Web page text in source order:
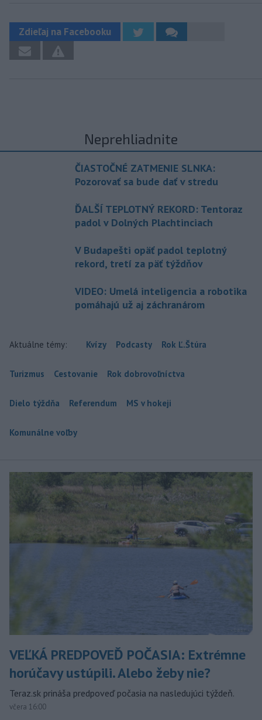
Zdieľaj na Facebooku
Neprehliadnite
ČIASTOČNÉ ZATMENIE SLNKA:
Pozorovať sa bude dať v stredu
ĎALŠÍ TEPLOTNÝ REKORD: Tentoraz
padol v Dolných Plachtinciach
V Budapešti opäť padol teplotný
rekord, tretí za päť týždňov
VIDEO: Umelá inteligencia a robotika
pomáhajú už aj záchranárom
Aktuálne témy: Kvízy Podcasty Rok Ľ.Štúra
Turizmus Cestovanie Rok dobrovoľníctva
Dielo týždňa Referendum MS v hokeji
Komunálne voľby
VEĽKÁ PREDPOVEĎ POČASIA: Extrémne
horúčavy ustúpili. Alebo žeby nie?
Teraz.sk prináša predpoveď počasia na nasledujúci týždeň.
včera 16:00